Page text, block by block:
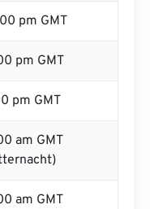
pm GMT
pm GMT
pm GMT
am GMT
am GMT